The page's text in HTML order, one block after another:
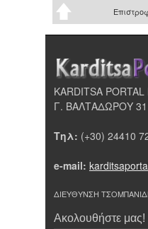
KARDITSA
Γ. ΒΑΛΤΑΔΩΡΟΥ 31
Τηλ: (+30) 24410
e-mail:
ΔΙΕΥΘΥΝΣΗ
Ακολουθήστε μας!